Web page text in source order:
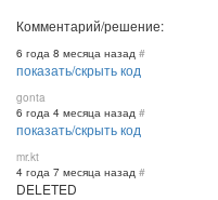
Комментарий/решение:
6 года 8 месяца назад #
показать/скрыть код
gonta
6 года 4 месяца назад #
показать/скрыть код
mr.kt
4 года 7 месяца назад #
DELETED